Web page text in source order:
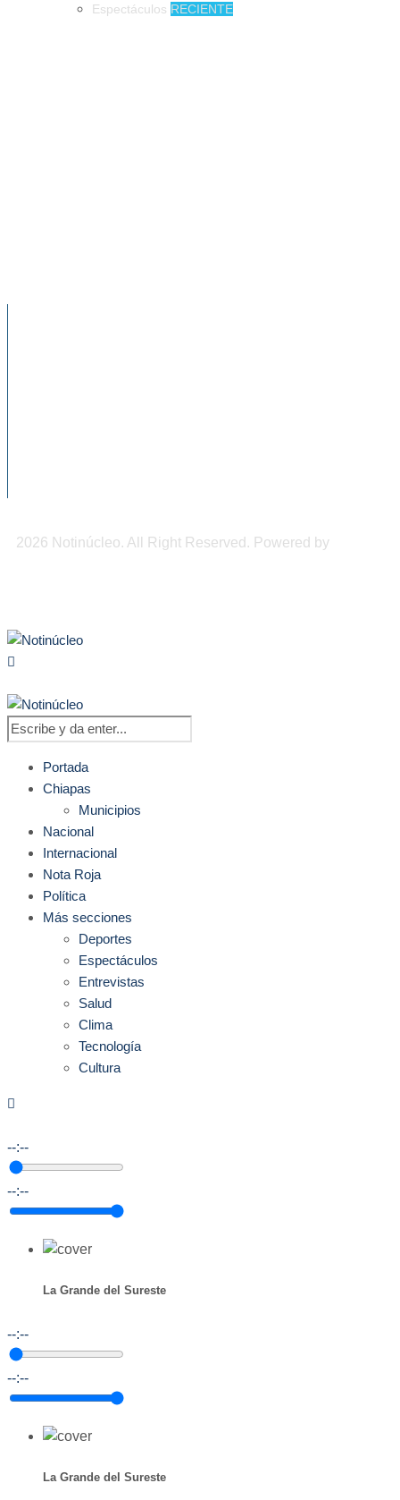
Espectáculos RECIENTE
2026 Notinúcleo. All Right Reserved. Powered by
Portada
Chiapas
Municipios
Nacional
Internacional
Nota Roja
Política
Más secciones
Deportes
Espectáculos
Entrevistas
Salud
Clima
Tecnología
Cultura
--:--
--:--
La Grande del Sureste
--:--
--:--
La Grande del Sureste